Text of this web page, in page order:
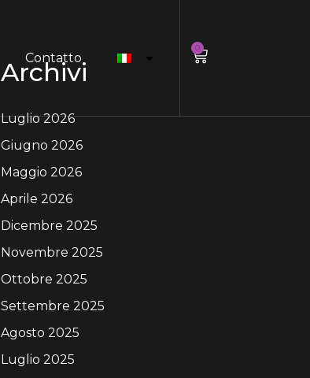
Contatto
0
Archivi
Luglio 2026
Giugno 2026
Maggio 2026
Aprile 2026
Dicembre 2025
Novembre 2025
Ottobre 2025
Settembre 2025
Agosto 2025
Luglio 2025